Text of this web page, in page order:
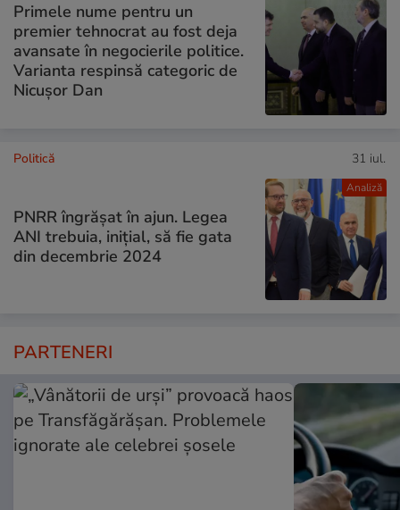
Primele nume pentru un
premier tehnocrat au fost deja
avansate în negocierile politice.
Varianta respinsă categoric de
Nicușor Dan
Analiză
Politică 31 iul.
PNRR îngrășat în ajun. Legea
ANI trebuia, inițial, să fie gata
din decembrie 2024
PARTENERI